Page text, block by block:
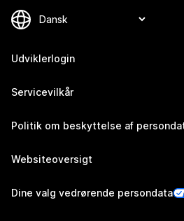
Udviklerlogin
Servicevilkår
Politik om beskyttelse af
Websiteoversigt
Dine valg vedrørende persondata